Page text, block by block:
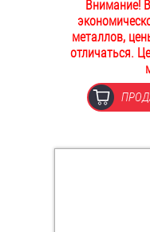
ОПЛАТА И ДОСТАВКА
НАШИ МАГАЗИНЫ
Втулки
Дюймовый
Внимание!
металлов,
отличаться.